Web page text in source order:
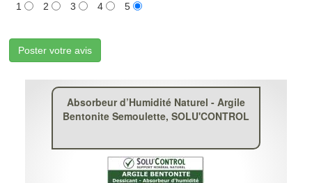
1 2 3 4 5
Poster votre avis
Absorbeur d’Humidité Naturel - Argile
Bentonite Semoulette, SOLU'CONTROL